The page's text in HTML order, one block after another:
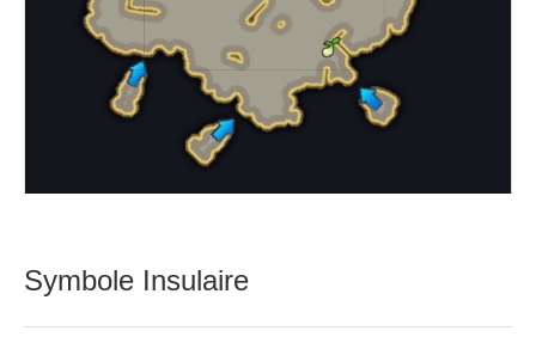
Symbole Insulaire